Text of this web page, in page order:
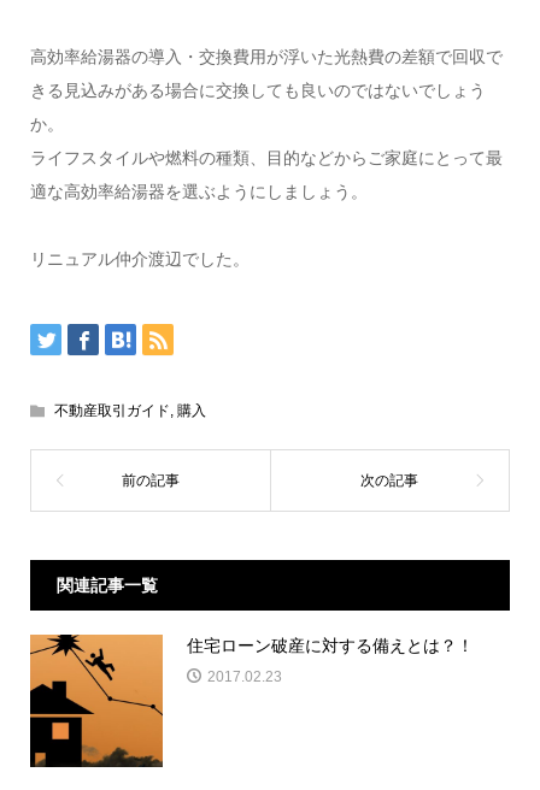
高効率給湯器の導入・交換費用が浮いた光熱費の差額で回収で
きる見込みがある場合に交換しても良いのではないでしょう
か。
ライフスタイルや燃料の種類、目的などからご家庭にとって最
適な高効率給湯器を選ぶようにしましょう。
リニュアル仲介渡辺でした。
不動産取引ガイド, 購入
関連記事一覧
住宅ローン破産に対する備えとは？！
2017.02.23